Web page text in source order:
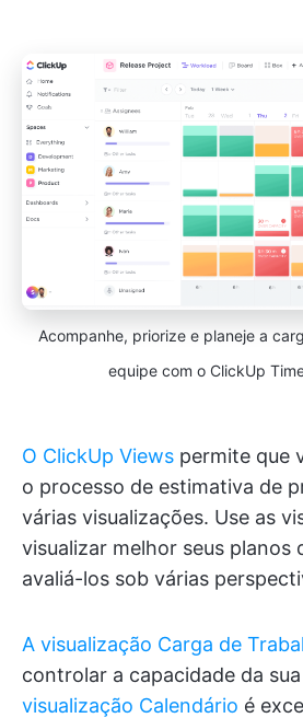
Acompanhe, priorize e planeje a
equipe com o ClickUp
O ClickUp Views permite que
o processo de estimativa de
várias visualizações. Use as
visualizar melhor seus planos
avaliá-los sob várias
A visualização Carga de
controlar a capacidade da
visualização Calendário é